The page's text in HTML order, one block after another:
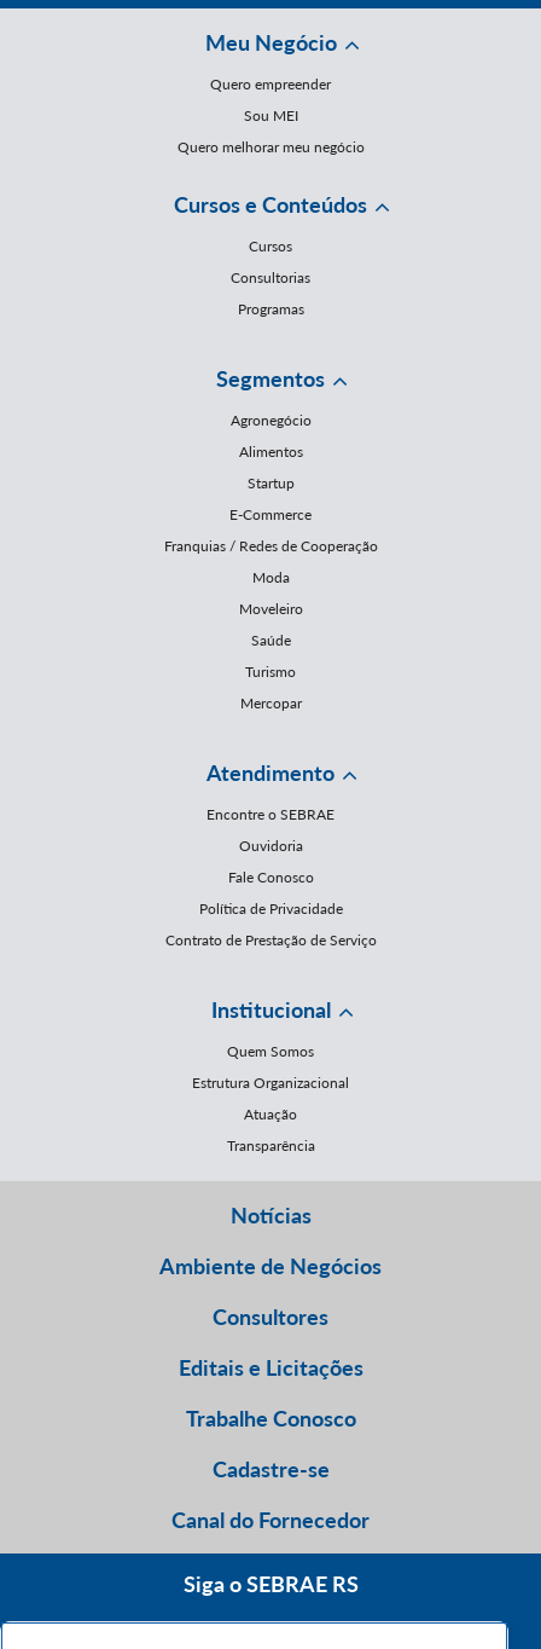
Meu Negócio
Quero empreender
Sou MEI
Quero melhorar meu negócio
Cursos e Conteúdos
Cursos
Consultorias
Programas
Segmentos
Agronegócio
Alimentos
Startup
E-Commerce
Franquias / Redes de Cooperação
Moda
Moveleiro
Saúde
Turismo
Mercopar
Atendimento
Encontre o SEBRAE
Ouvidoria
Fale Conosco
Política de Privacidade
Contrato de Prestação de Serviço
Institucional
Quem Somos
Estrutura Organizacional
Atuação
Transparência
Notícias
Ambiente de Negócios
Consultores
Editais e Licitações
Trabalhe Conosco
Cadastre-se
Canal do Fornecedor
Siga o SEBRAE RS